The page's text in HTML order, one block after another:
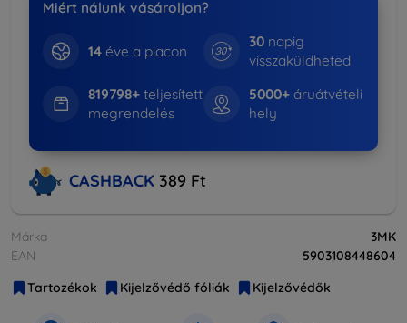
Miért nálunk vásároljon?
14éve a piacon
30 napig
visszaküldheted
819798+teljesített
megrendelés
5000+ áruátvételi
hely
CASHBACK 389 Ft
Márka
3MK
EAN
5903108448604
Tartozékok
Kijelzővédő fóliák Kijelzővédők